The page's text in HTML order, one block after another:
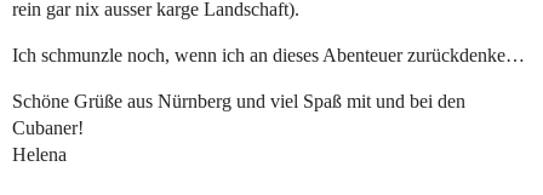
rein gar nix ausser karge Landschaft).
Ich schmunzle noch, wenn ich an dieses Abenteuer zurückdenke…
Schöne Grüße aus Nürnberg und viel Spaß mit und bei den
Cubaner!
Helena